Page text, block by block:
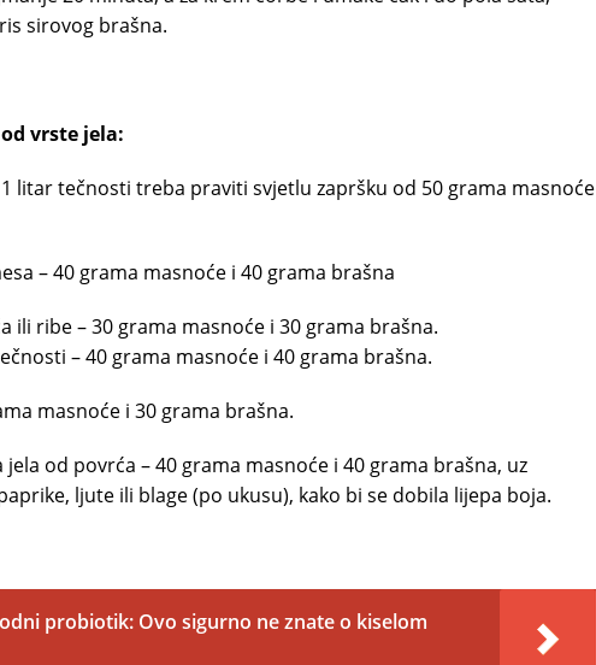
sirovog brašna.
vrste jela:
litar tečnosti treba praviti svjetlu zapršku od 50 grama masnoće
– 40 grama masnoće i 40 grama brašna
ili ribe – 30 grama masnoće i 30 grama brašna.
– 40 grama masnoće i 40 grama brašna.
masnoće i 30 grama brašna.
od povrća – 40 grama masnoće i 40 grama brašna, uz
ljute ili blage (po ukusu), kako bi se dobila lijepa boja.
probiotik: Ovo sigurno ne znate o kiselom